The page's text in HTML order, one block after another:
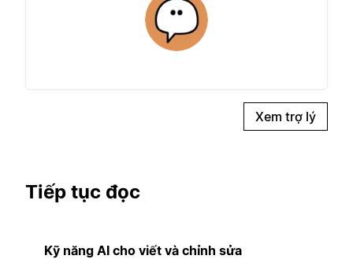
Xem trợ lý
Tiếp tục đọc
Kỹ năng AI cho viết và chỉnh sửa